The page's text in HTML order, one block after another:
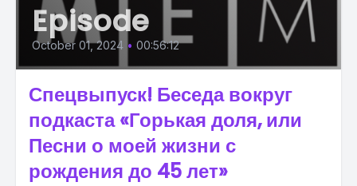
Episode
October 01, 2024 • 00:56:12
Спецвыпуск! Беседа вокруг
подкаста «Горькая доля, или
Песни о моей жизни с
рождения до 45 лет»